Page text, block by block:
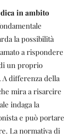
in ambito
la possibilità
a rispondere
un proprio
. A differenza della
mira a risarcire
indaga la
e può portare
La normativa di